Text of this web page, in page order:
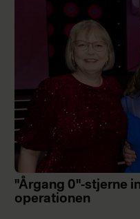
"Årgang 0"-stjerne
operationen